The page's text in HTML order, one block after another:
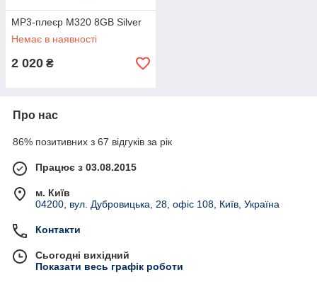
MP3-плеєр М320 8GB Silver
Немає в наявності
2 020 ₴
Про нас
86% позитивних з 67 відгуків за рік
Працює з 03.08.2015
м. Київ
04200, вул. Дубровицька, 28, офіс 108, Київ, Україна
Контакти
Сьогодні вихідний
Показати весь графік роботи